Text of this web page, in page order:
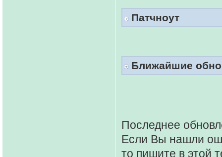
Патчноут
Ближайшие
Последнее
Если Вы нашли
то пишите в этой